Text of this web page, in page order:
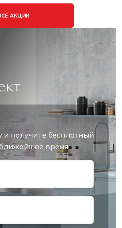
АКЦИИ
и получите бесплатный
время